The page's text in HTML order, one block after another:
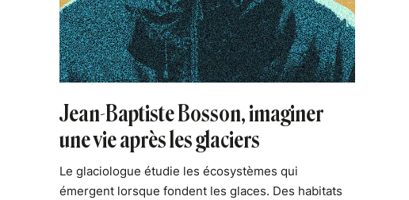
Jean-Baptiste Bosson, imaginer
une vie après les glaciers
Le glaciologue étudie les écosystèmes qui
émergent lorsque fondent les glaces. Des habitats